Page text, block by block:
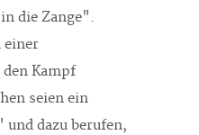
die Zange".
einer
Kampf
seien ein
dazu berufen,